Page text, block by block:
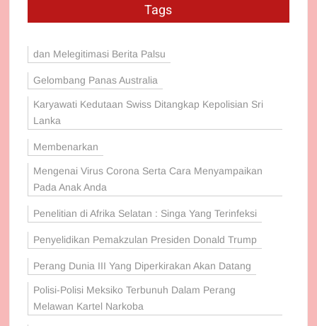
Tags
dan Melegitimasi Berita Palsu
Gelombang Panas Australia
Karyawati Kedutaan Swiss Ditangkap Kepolisian Sri
Lanka
Membenarkan
Mengenai Virus Corona Serta Cara Menyampaikan
Pada Anak Anda
Penelitian di Afrika Selatan : Singa Yang Terinfeksi
Penyelidikan Pemakzulan Presiden Donald Trump
Perang Dunia III Yang Diperkirakan Akan Datang
Polisi-Polisi Meksiko Terbunuh Dalam Perang
Melawan Kartel Narkoba